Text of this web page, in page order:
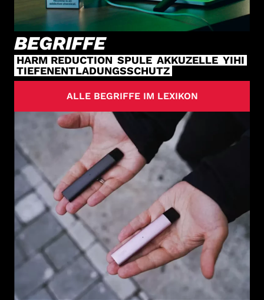
BEGRIFFE
HARM REDUCTION SPULE AKKUZELLE YIHI
TIEFENENTLADUNGSSCHUTZ
ALLE BEGRIFFE IM LEXIKON